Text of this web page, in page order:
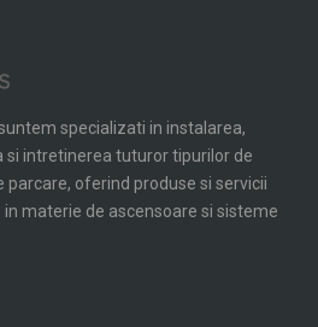
specializati in instalarea,
si intretinerea tuturor tipurilor de
parcare, oferind produse si servicii
materie de ascensoare si sisteme